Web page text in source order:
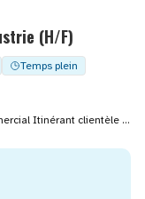
(H/F)
Temps plein
Commercial Itinérant clientèle Industrie (H/F)